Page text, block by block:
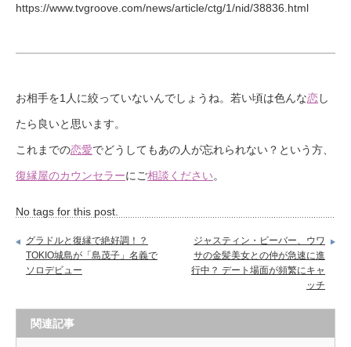
https://www.tvgroove.com/news/article/ctg/1/nid/38836.html
お相手を1人に絞っていないんでしょうね。若い頃は色んな恋し
たら良いと思います。
これまでの恋愛でどうしてもあの人が忘れられない？という方、
復縁屋のカウンセラーにご相談ください。
No tags for this post.
グラドルと復縁で絶好調！？
TOKIO城島が「島茂子」名義で
ソロデビュー
ジャスティン・ビーバー、ウワ
サの金髪美女との仲が急速に進
行中？ デート場面が頻繁にキャ
ッチ
関連記事